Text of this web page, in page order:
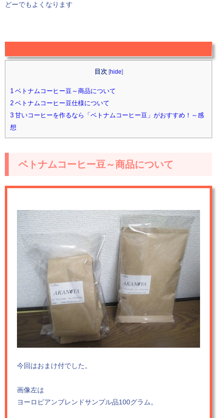
どーでもよくなります
目次 hide
1 ベトナムコーヒー豆～商品について
2 ベトナムコーヒー豆仕様について
3 甘いコーヒーを作るなら「ベトナムコーヒー豆」がおすすめ！～感
想
ベトナムコーヒー豆～商品について
今回はおまけ付でした。
画像左は
ヨーロピアンブレンドサンプル品100グラム。